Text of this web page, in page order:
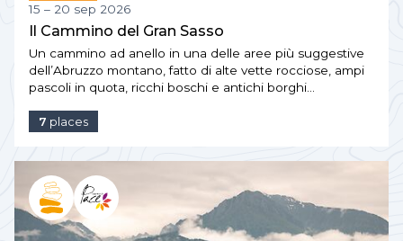
15 – 20 sep 2026
Il Cammino del Gran Sasso
Un cammino ad anello in una delle aree più suggestive
dell’Abruzzo montano, fatto di alte vette rocciose, ampi
pascoli in quota, ricchi boschi e antichi borghi…
7 places